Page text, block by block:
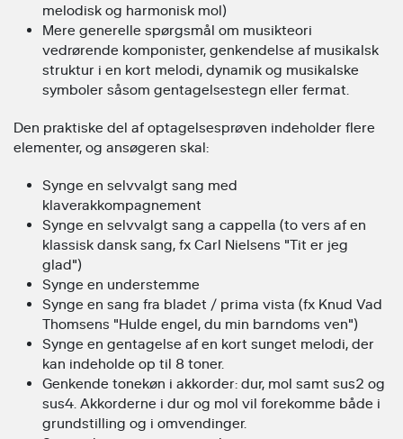
melodisk og harmonisk mol)
Mere generelle spørgsmål om musikteori
vedrørende komponister, genkendelse af musikalsk
struktur i en kort melodi, dynamik og musikalske
symboler såsom gentagelsestegn eller fermat.
Den praktiske del af optagelsesprøven indeholder flere
elementer, og ansøgeren skal:
Synge en selvvalgt sang med
klaverakkompagnement
Synge en selvvalgt sang a cappella (to vers af en
klassisk dansk sang, fx Carl Nielsens "Tit er jeg
glad")
Synge en understemme
Synge en sang fra bladet / prima vista (fx Knud Vad
Thomsens "Hulde engel, du min barndoms ven")
Synge en gentagelse af en kort sunget melodi, der
kan indeholde op til 8 toner.
Genkende tonekøn i akkorder: dur, mol samt sus2 og
sus4. Akkorderne i dur og mol vil forekomme både i
grundstilling og i omvendinger.